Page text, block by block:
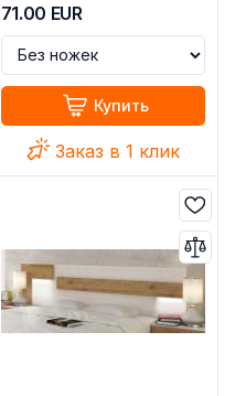
71.00 EUR
Купить
Заказ в 1 клик